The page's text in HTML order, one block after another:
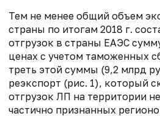
Тем не менее общий объем
страны по итогам 2018 г.
отгрузок в страны ЕАЭС
ценах с учетом таможенных
треть этой суммы (9,2 млрд
реэкспорт (рис. 1), который
отгрузок ЛП на территории
частично признанных